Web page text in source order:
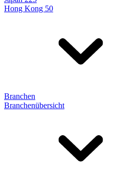
Hong Kong 50
Branchen
Branchenübersicht